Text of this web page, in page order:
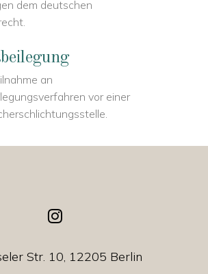
dem deutschen
an
vor einer
Str. 10, 12205 Berlin